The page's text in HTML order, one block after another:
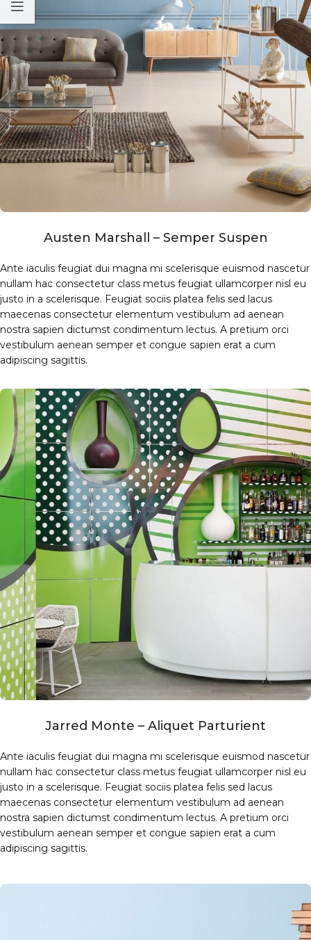
Austen Marshall – Semper Suspen
Ante iaculis feugiat dui magna mi scelerisque euismod nascetur
nullam hac consectetur class metus feugiat ullamcorper nisl eu
justo in a scelerisque. Feugiat sociis platea felis sed lacus
maecenas consectetur elementum vestibulum ad aenean
nostra sapien dictumst condimentum lectus. A pretium orci
vestibulum aenean semper et congue sapien erat a cum
adipiscing sagittis.
Jarred Monte – Aliquet Parturient
Ante iaculis feugiat dui magna mi scelerisque euismod nascetur
nullam hac consectetur class metus feugiat ullamcorper nisl eu
justo in a scelerisque. Feugiat sociis platea felis sed lacus
maecenas consectetur elementum vestibulum ad aenean
nostra sapien dictumst condimentum lectus. A pretium orci
vestibulum aenean semper et congue sapien erat a cum
adipiscing sagittis.